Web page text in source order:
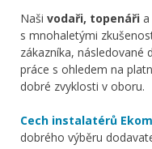
Naši vodaři, topenáři a
s mnohaletými
zákazníka, následované
práce s ohledem na
dobré zvyklosti v oboru.
Cech instalatérů
dobrého výběru